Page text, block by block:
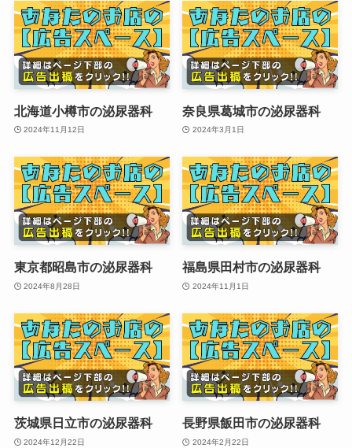
北海道小樽市の泌尿器科
2024年11月12日
奈良県葛城市の泌尿器科
2024年3月1日
東京都昭島市の泌尿器科
2024年8月28日
福島県田村市の泌尿器科
2024年11月1日
茨城県日立市の泌尿器科
2024年12月22日
長野県飯田市の泌尿器科
2024年2月22日